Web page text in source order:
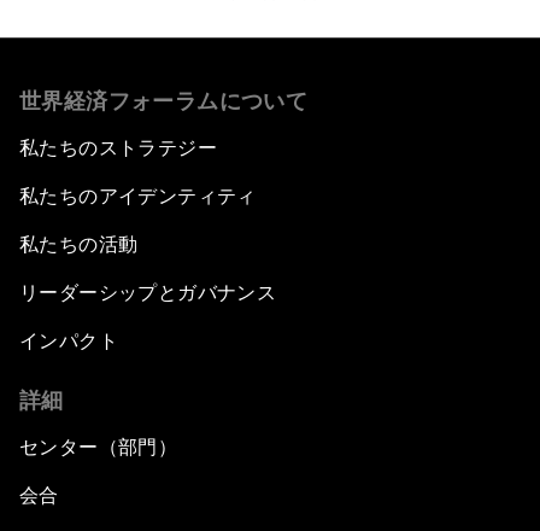
世界経済フォーラムについて
私たちのストラテジー
私たちのアイデンティティ
私たちの活動
リーダーシップとガバナンス
インパクト
詳細
センター（部門）
会合